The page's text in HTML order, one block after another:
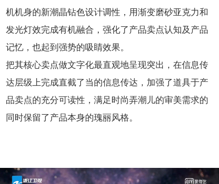
机机身的新潮晶钻色设计调性，用渐变磨砂亚克力和
发光灯效完成有机融合，强化了产品卖点认知及产品
记忆，也起到强势的吸睛效果。
把其核心卖点做文字化最直观地呈现突出，在信息传
达层级上完成直截了当的信息传达，加强了道具于产
品卖点的充分可读性，满足时尚弄潮儿的审美需求的
同时保留了产品本身的瑰丽风格。